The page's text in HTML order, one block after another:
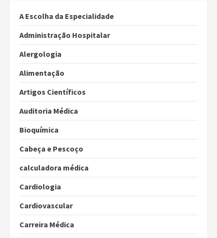
A Escolha da Especialidade
Administração Hospitalar
Alergologia
Alimentação
Artigos Científicos
Auditoria Médica
Bioquímica
Cabeça e Pescoço
calculadora médica
Cardiologia
Cardiovascular
Carreira Médica